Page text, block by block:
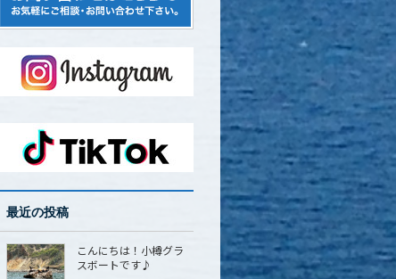
最近の投稿
こんにちは！小樽グラ
スボートです♪